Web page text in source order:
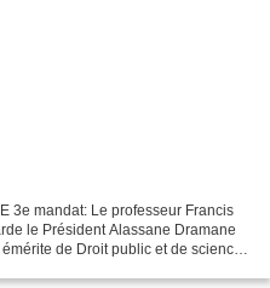
3e mandat: Le professeur Francis
le Président Alassane Dramane
de Droit public et de sciences